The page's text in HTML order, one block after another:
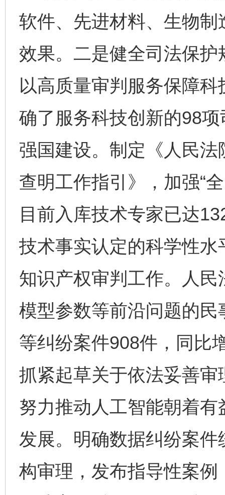
软件、先进材料、生物
效果。二是健全司法保
以高质量审判服务保障
确了服务科技创新的98
强国建设。制定《人民
查明工作指引》，加强“
目前入库技术专家已达
技术事实认定的科学性
知识产权审判工作。人
模型参数等前沿问题的
等纠纷案件908件，同比
抓紧起草关于依法妥善
努力推动人工智能朝着
发展。明确数据纠纷案
构审理，发布指导性案